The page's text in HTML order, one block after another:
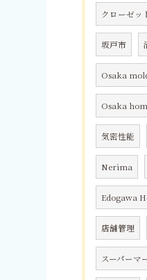
クローゼッ
坂戸市
Osaka
Osaka
気密性能
Nerima
Edogawa
店舗管理
スーパーマ